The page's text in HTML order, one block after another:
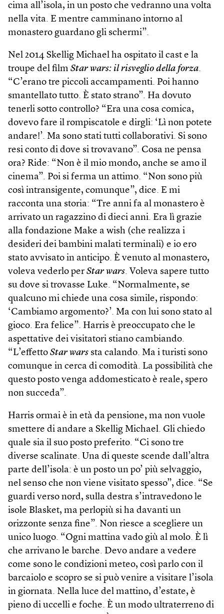
cima all’isola, in un posto che vedranno una volta
nella vita. E mentre camminano intorno al
monastero guardano gli schermi”.
Nel 2014 Skellig Michael ha ospitato il cast e la
troupe del film Star wars: il risveglio della forza.
“C’erano tre piccoli accampamenti. Poi hanno
smantellato tutto. È stato strano”. Ha dovuto
tenerli sotto controllo? “Era una cosa comica,
dovevo fare il rompiscatole e dirgli: ‘Lì non potete
andare!’. Ma sono stati tutti collaborativi. Si sono
resi conto di dove si trovavano”. Cosa ne pensa
ora? Ride: “Non è il mio mondo, anche se amo il
cinema”. Poi si ferma un attimo. “Non sono più
così intransigente, comunque”, dice. E mi
racconta una storia: “Tre anni fa al monastero è
arrivato un ragazzino di dieci anni. Era lì grazie
alla fondazione Make a wish (che realizza i
desideri dei bambini malati terminali) e io ero
stato avvisato in anticipo. È venuto al monastero,
voleva vederlo per Star wars. Voleva sapere tutto
su dove si trovasse Luke. “Normalmente, se
qualcuno mi chiede una cosa simile, rispondo:
‘Cambiamo argomento?’. Ma con lui sono stato al
gioco. Era felice”. Harris è preoccupato che le
aspettative dei visitatori stiano cambiando.
“L’effetto Star wars sta calando. Ma i turisti sono
comunque in cerca di comodità. La possibilità che
questo posto venga addomesticato è reale, spero
non succeda”.
Harris ormai è in età da pensione, ma non vuole
smettere di andare a Skellig Michael. Gli chiedo
quale sia il suo posto prefe­rito. “Ci sono tre
diverse scalinate. Una di queste scende dall’altra
parte dell’isola: è un posto un po’ più selvaggio,
nel senso che non viene visitato spesso”, dice. “Se
guardi verso nord, sulla destra s’intravedono le
isole Blasket, ma perlopiù si ha davanti un
orizzonte senza fine”. Non riesce a scegliere un
unico luogo. “Ogni mattina vado giù al molo. È lì
che arrivano le barche. Devo andare a vedere
come sono le condizioni meteo, così parlo con il
barcaiolo e scopro se si può venire a visitare l’isola
in giornata. Nella luce del mattino, d’estate, è
pieno di uccelli e foche. È un modo ultraterreno di